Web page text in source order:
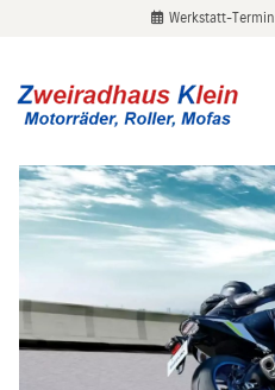
Werkstatt-Termin